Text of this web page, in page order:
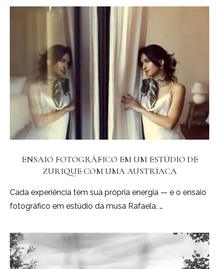
ENSAIO FOTOGRÁFICO EM UM ESTÚDIO DE
ZURIQUE COM UMA AUSTRÍACA
Cada experiência tem sua própria energia — e o ensaio
fotográfico em estúdio da musa Rafaela, …